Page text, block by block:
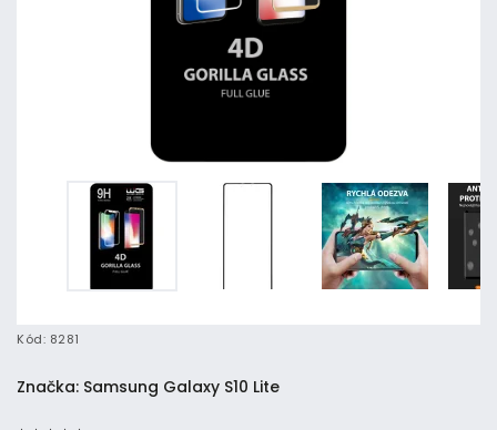
Kód: 8281
Značka: Samsung Galaxy S10 Lite